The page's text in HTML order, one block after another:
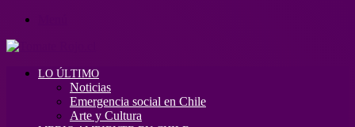
LO ÚLTIMO
Noticias
Emergencia social en Chile
Arte y Cultura